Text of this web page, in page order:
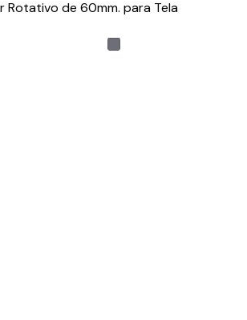
Rotativo de 60mm. para Tela